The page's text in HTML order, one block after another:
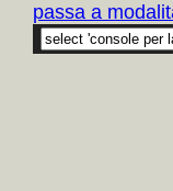
passa a